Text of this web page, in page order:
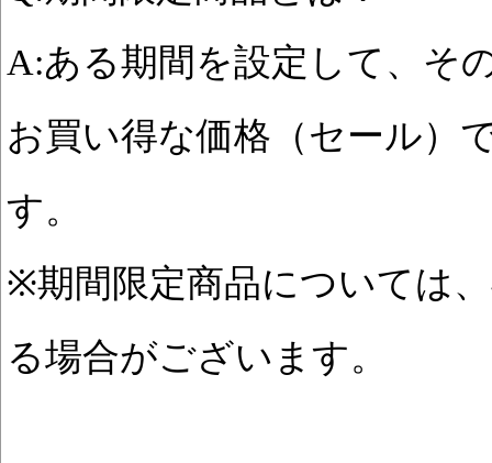
A:ある期間を設定して、そ
お買い得な価格（セール）
す。
※期間限定商品については
る場合がございます。